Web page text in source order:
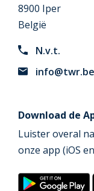
8900 Iper
België
N.v.t.
info@twr.be
Download de
Luister overal
onze app (iOS